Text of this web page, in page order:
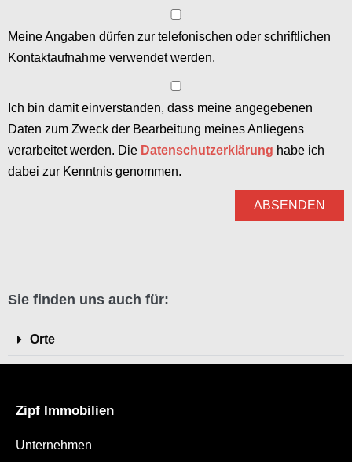
Meine Angaben dürfen zur telefonischen oder schriftlichen
Kontaktaufnahme verwendet werden.
Ich bin damit einverstanden, dass meine angegebenen
Daten zum Zweck der Bearbeitung meines Anliegens
verarbeitet werden. Die Datenschutzerklärung habe ich
dabei zur Kenntnis genommen.
ABSENDEN
e
Sie finden uns auch für:
Orte
Zipf Immobilien
Unternehmen